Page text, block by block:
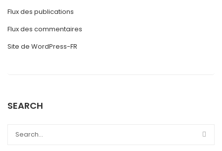
Flux des publications
Flux des commentaires
Site de WordPress-FR
SEARCH